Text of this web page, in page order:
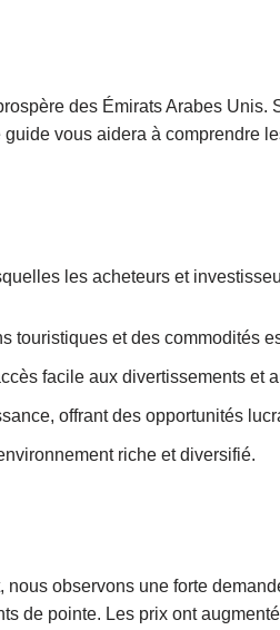
des Émirats Arabes Unis.
vous aidera à comprendre
les acheteurs et
touristiques et des commodités
facile aux divertissements et
offrant des opportunités
riche et diversifié.
observons une forte
de pointe. Les prix ont